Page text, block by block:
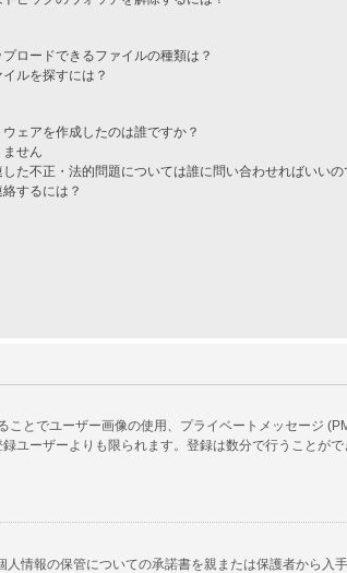
ロードできるファイルの種類は？
ルを探すには？
ェアを作成したのは誰ですか？
せん
した不正・法的問題については誰に問い合わせればいいの
するには？
とでユーザー画像の使用、プライベートメッセージ
ユーザーよりも限られます。登録は数分で行うことが
情報の保管についての承諾書を親または保護者から入